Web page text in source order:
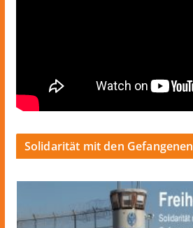
Solidarität mit den Gefangenen